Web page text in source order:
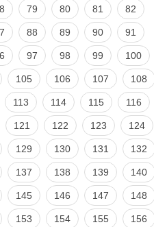
79 80 81 82
88 89 90 91
97 98 99 100
105 106 107 108
113 114 115 116
121 122 123 124
129 130 131 132
137 138 139 140
145 146 147 148
153 154 155 156